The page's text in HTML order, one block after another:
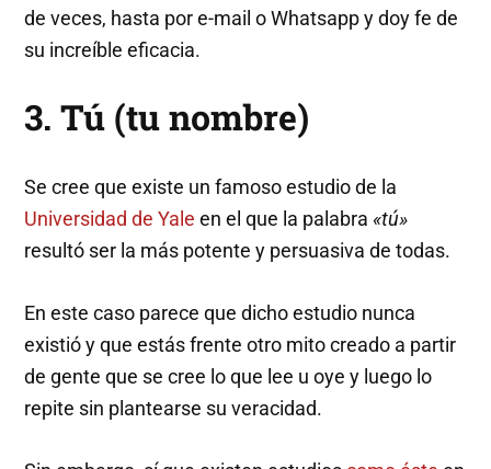
de veces, hasta por e-mail o Whatsapp y doy fe de
su increíble eficacia.
3. Tú (tu nombre)
Se cree que existe un famoso estudio de la
Universidad de Yaleen el que la palabra«tú»
resultó ser la más potente y persuasiva de todas.
En este caso parece que dicho estudio nunca
existió y que estás frente otro mito creado a partir
de gente que se cree lo que lee u oye y luego lo
repite sin plantearse su veracidad.